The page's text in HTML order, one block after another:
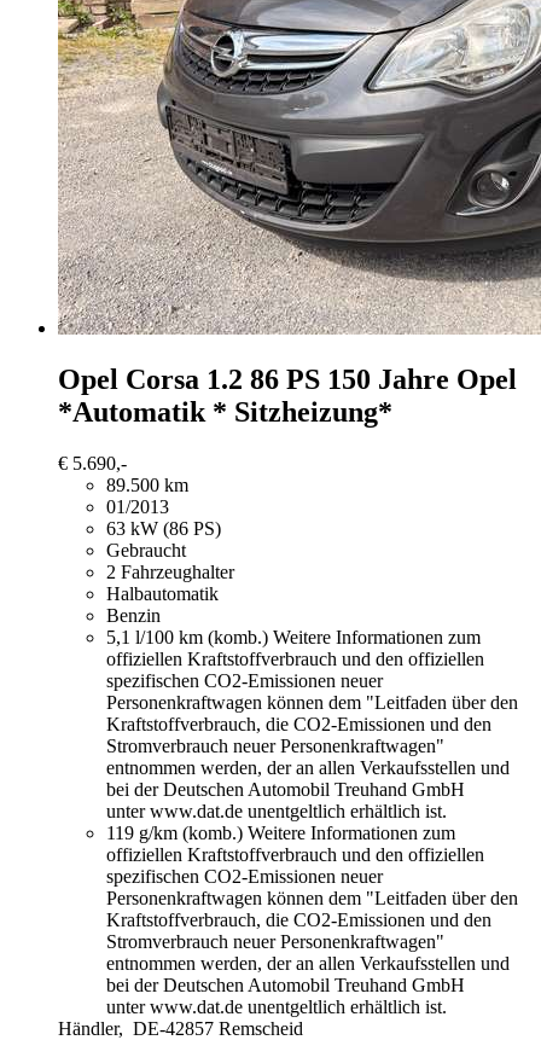
Opel Corsa 1.2 86 PS 150 Jahre Opel
*Automatik * Sitzheizung*
€ 5.690,-
89.500 km
01/2013
63 kW (86 PS)
Gebraucht
2 Fahrzeughalter
Halbautomatik
Benzin
5,1 l/100 km (komb.) Weitere Informationen zum
offiziellen Kraftstoffverbrauch und den offiziellen
spezifischen CO2-Emissionen neuer
Personenkraftwagen können dem "Leitfaden über den
Kraftstoffverbrauch, die CO2-Emissionen und den
Stromverbrauch neuer Personenkraftwagen"
entnommen werden, der an allen Verkaufsstellen und
bei der Deutschen Automobil Treuhand GmbH
unter www.dat.de unentgeltlich erhältlich ist.
119 g/km (komb.) Weitere Informationen zum
offiziellen Kraftstoffverbrauch und den offiziellen
spezifischen CO2-Emissionen neuer
Personenkraftwagen können dem "Leitfaden über den
Kraftstoffverbrauch, die CO2-Emissionen und den
Stromverbrauch neuer Personenkraftwagen"
entnommen werden, der an allen Verkaufsstellen und
bei der Deutschen Automobil Treuhand GmbH
unter www.dat.de unentgeltlich erhältlich ist.
Händler, DE-42857 Remscheid